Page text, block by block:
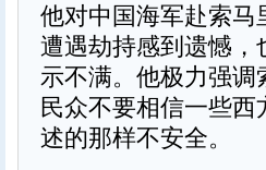
他对中国海军赴索
遭遇劫持感到遗憾
示不满。他极力强
民众不要相信一些
述的那样不安全。